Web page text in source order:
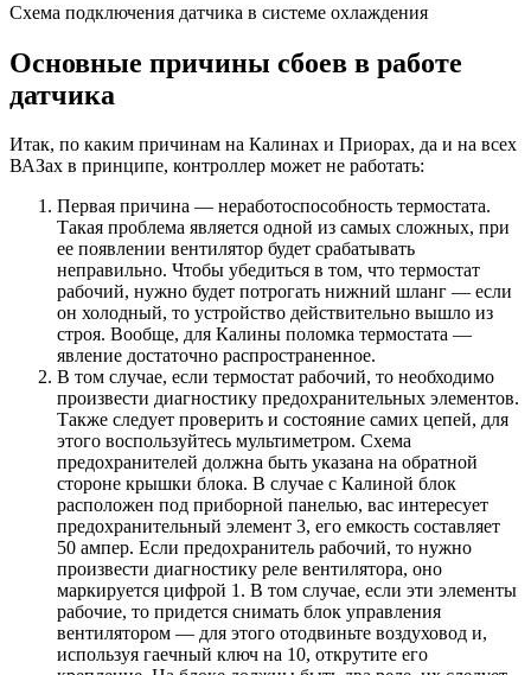
Схема подключения датчика в системе охлаждения
Основные причины сбоев в работе
датчика
Итак, по каким причинам на Калинах и Приорах, да и на всех
ВАЗах в принципе, контроллер может не работать:
Первая причина — неработоспособность термостата.
Такая проблема является одной из самых сложных, при
ее появлении вентилятор будет срабатывать
неправильно. Чтобы убедиться в том, что термостат
рабочий, нужно будет потрогать нижний шланг — если
он холодный, то устройство действительно вышло из
строя. Вообще, для Калины поломка термостата —
явление достаточно распространенное.
В том случае, если термостат рабочий, то необходимо
произвести диагностику предохранительных элементов.
Также следует проверить и состояние самих цепей, для
этого воспользуйтесь мультиметром. Схема
предохранителей должна быть указана на обратной
стороне крышки блока. В случае с Калиной блок
расположен под приборной панелью, вас интересует
предохранительный элемент 3, его емкость составляет
50 ампер. Если предохранитель рабочий, то нужно
произвести диагностику реле вентилятора, оно
маркируется цифрой 1. В том случае, если эти элементы
рабочие, то придется снимать блок управления
вентилятором — для этого отодвиньте воздуховод и,
используя гаечный ключ на 10, открутите его